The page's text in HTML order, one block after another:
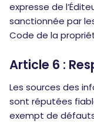
expresse de
sanctionnée par
Code de la
Article 6 :
Les sources des
sont réputées
exempt de